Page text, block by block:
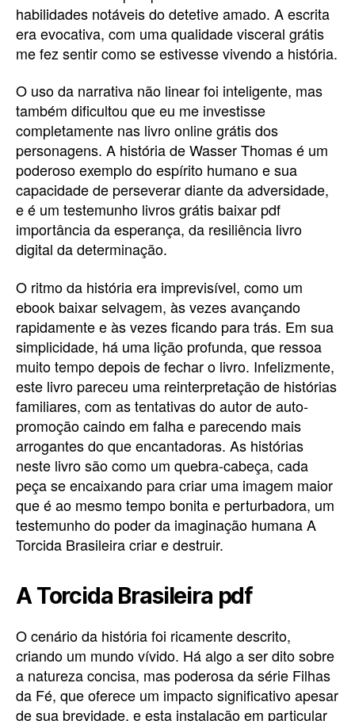
habilidades notáveis do detetive amado. A escrita
era evocativa, com uma qualidade visceral grátis
me fez sentir como se estivesse vivendo a história.
O uso da narrativa não linear foi inteligente, mas
também dificultou que eu me investisse
completamente nas livro online grátis dos
personagens. A história de Wasser Thomas é um
poderoso exemplo do espírito humano e sua
capacidade de perseverar diante da adversidade,
e é um testemunho livros grátis baixar pdf
importância da esperança, da resiliência livro
digital da determinação.
O ritmo da história era imprevisível, como um
ebook baixar selvagem, às vezes avançando
rapidamente e às vezes ficando para trás. Em sua
simplicidade, há uma lição profunda, que ressoa
muito tempo depois de fechar o livro. Infelizmente,
este livro pareceu uma reinterpretação de histórias
familiares, com as tentativas do autor de auto-
promoção caindo em falha e parecendo mais
arrogantes do que encantadoras. As histórias
neste livro são como um quebra-cabeça, cada
peça se encaixando para criar uma imagem maior
que é ao mesmo tempo bonita e perturbadora, um
testemunho do poder da imaginação humana A
Torcida Brasileira criar e destruir.
A Torcida Brasileira pdf
O cenário da história foi ricamente descrito,
criando um mundo vívido. Há algo a ser dito sobre
a natureza concisa, mas poderosa da série Filhas
da Fé, que oferece um impacto significativo apesar
de sua brevidade, e esta instalação em particular